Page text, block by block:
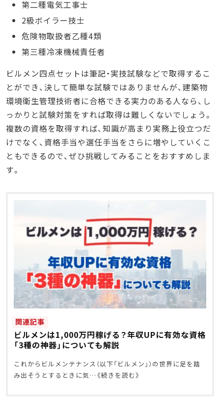
第二種電気工事士
2級ボイラー技士
危険物取扱者乙種4類
第三種冷凍機械責任者
ビルメン四点セットは筆記・実技試験などで取得するこ
とができ、決して簡単な試験ではありませんが、建築物
環境衛生管理技術者に合格できる実力のある人なら、し
っかりと試験対策をすれば取得は難しくないでしょう。
複数の資格を取得すれば、知識が高まり実務上役立つだ
けでなく、資格手当や選任手当をさらに増やしていくこ
ともできるので、ぜひ挑戦してみることをおすすめしま
す。
関連記事
ビルメンは1,000万円稼げる？年収UPに有効な資格
「3種の神器」についても解説
これからビルメンテナンス（以下「ビルメン」）の世界に足を踏
み出そうとするときに気